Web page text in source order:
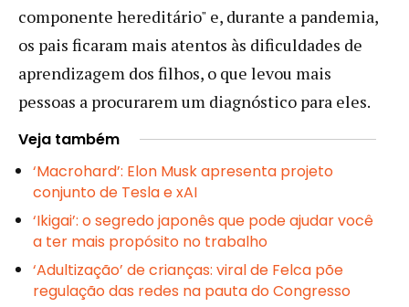
componente hereditário" e, durante a pandemia,
os pais ficaram mais atentos às dificuldades de
aprendizagem dos filhos, o que levou mais
pessoas a procurarem um diagnóstico para eles.
Veja também
‘Macrohard’: Elon Musk apresenta projeto
conjunto de Tesla e xAI
‘Ikigai’: o segredo japonês que pode ajudar você
a ter mais propósito no trabalho
‘Adultização’ de crianças: viral de Felca põe
regulação das redes na pauta do Congresso